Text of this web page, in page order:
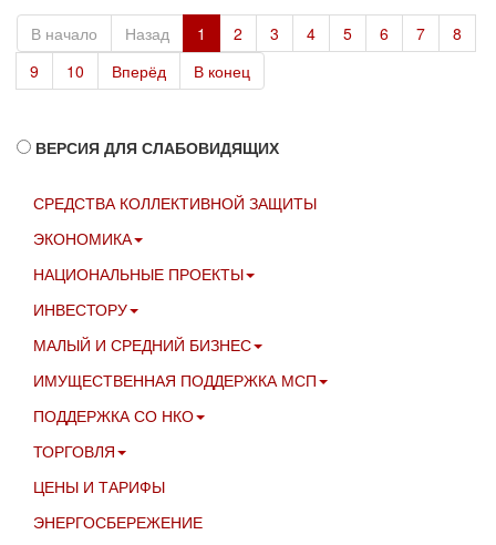
В начало Назад 1 2 3 4 5 6 7
8
9
10 Вперёд В конец
ВЕРСИЯ ДЛЯ СЛАБОВИДЯЩИХ
СРЕДСТВА КОЛЛЕКТИВНОЙ ЗАЩИТЫ
ЭКОНОМИКА
НАЦИОНАЛЬНЫЕ ПРОЕКТЫ
ИНВЕСТОРУ
МАЛЫЙ И СРЕДНИЙ БИЗНЕС
ИМУЩЕСТВЕННАЯ ПОДДЕРЖКА МСП
ПОДДЕРЖКА СО НКО
ТОРГОВЛЯ
ЦЕНЫ И ТАРИФЫ
ЭНЕРГОСБЕРЕЖЕНИЕ